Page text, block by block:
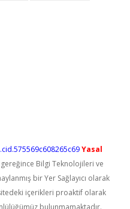
Yasal
gereğince Bilgi Teknolojileri ve
bir Yer Sağlayıcı olarak
içerikleri proaktif olarak
bulunmamaktadır.